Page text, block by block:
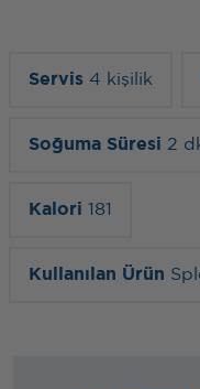
Servis 4 kişilik
Soğuma Süresi 2
Kalori 181
Kullanılan Ürün